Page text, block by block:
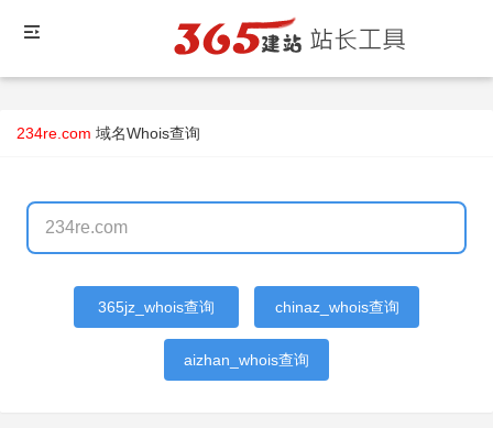
234re.com 域名Whois查询
365jz_whois查询 chinaz_whois查询
aizhan_whois查询